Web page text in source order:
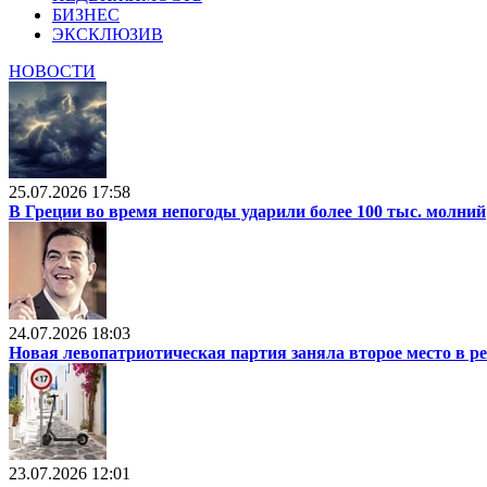
БИЗНЕС
ЭКСКЛЮЗИВ
НОВОСТИ
25.07.2026 17:58
В Греции во время непогоды ударили более 100 тыс. молний
24.07.2026 18:03
Новая левопатриотическая партия заняла второе место в
23.07.2026 12:01